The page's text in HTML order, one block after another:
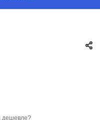
дешевле?